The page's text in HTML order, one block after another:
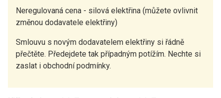
Neregulovaná cena - silová elektřina (můžete ovlivnit
změnou dodavatele elektřiny)
Smlouvu s novým dodavatelem elektřiny si řádně
přečtěte. Předejdete tak případným potížím. Nechte si
zaslat i obchodní podmínky.